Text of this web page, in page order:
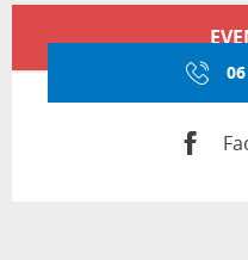
Öffnungszeiten &